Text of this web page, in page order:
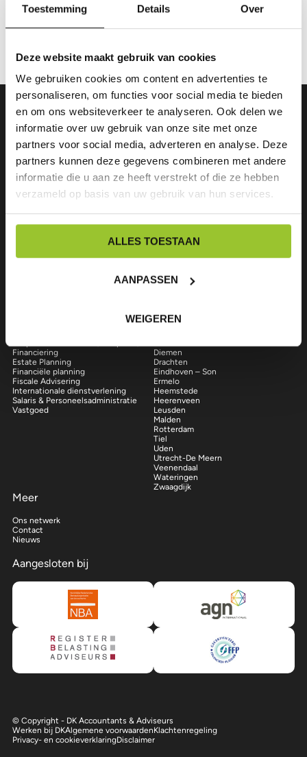
Toestemming Details Over
Deze website maakt gebruik van cookies
We gebruiken cookies om content en advertenties te
personaliseren, om functies voor social media te bieden
en om ons websiteverkeer te analyseren. Ook delen we
informatie over uw gebruik van onze site met onze
partners voor social media, adverteren en analyse. Deze
partners kunnen deze gegevens combineren met andere
informatie die u aan ze heeft verstrekt of die ze hebben
verzameld op basis van uw gebruik van hun services.
ALLES TOESTAAN
AANPASSEN
WEIGEREN
regeerakkoord
is
Over ons
advieskantoor. We bieden maatwerk aan onze klanten en zorgen daarbij
voor een goede prijs / kwaliteitverhouding. Vragen? Neem gerust contact
English 中国
Financiering
Estate Planning
Financiële planning
Fiscale Advisering
Internationale dienstverlening
Salaris & Personeelsadministratie
Vastgoed
Almere
Diemen
Drachten
Eindhoven – Son
Ermelo
Heemstede
Heerenveen
Leusden
Malden
Rotterdam
Tiel
Uden
Utrecht-De Meern
Veenendaal
Wateringen
Zwaagdijk
Meer
Ons netwerk
Contact
Nieuws
Aangesloten bij
© Copyright - DK Accountants & Adviseurs
Werken bij DKAlgemene voorwaardenKlachtenregeling
Privacy- en cookieverklaringDisclaimer